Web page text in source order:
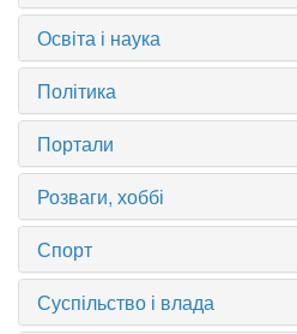
Освіта і наука
Політика
Портали
Розваги, хоббі
Спорт
Суспільство і влада